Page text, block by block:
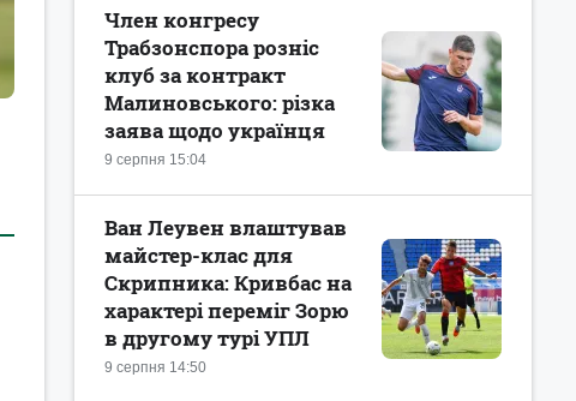
9 серпня 15:04
Член конгресу
Трабзонспора розніс
клуб за контракт
Малиновського: різка
заява щодо українця
9 серпня 14:50
Ван Леувен влаштував
майстер-клас для
Скрипника: Кривбас на
характері переміг Зорю
в другому турі УПЛ